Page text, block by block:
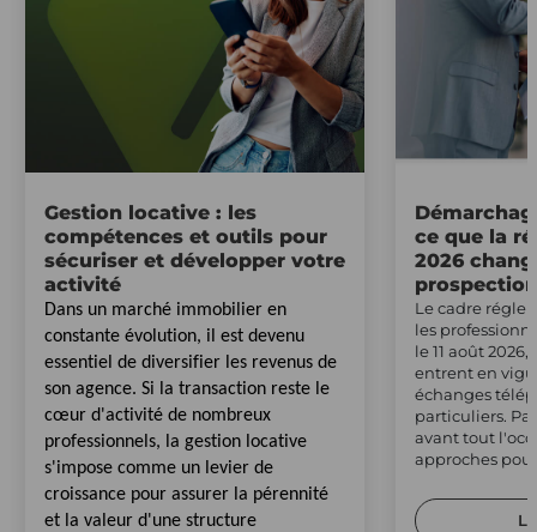
Gestion locative : les
compétences et outils pour
sécuriser et développer votre
activité
Dans un marché immobilier en
constante évolution, il est devenu
essentiel de diversifier les revenus de
son agence. Si la transaction reste le
cœur d'activité de nombreux
professionnels, la gestion locative
s'impose comme un levier de
croissance pour assurer la pérennité
et la valeur d'une structure
ce que la
2026
prospection
Le cadre
les
le 11 août
entrent en
échanges
particuliers.
avant tout
approches